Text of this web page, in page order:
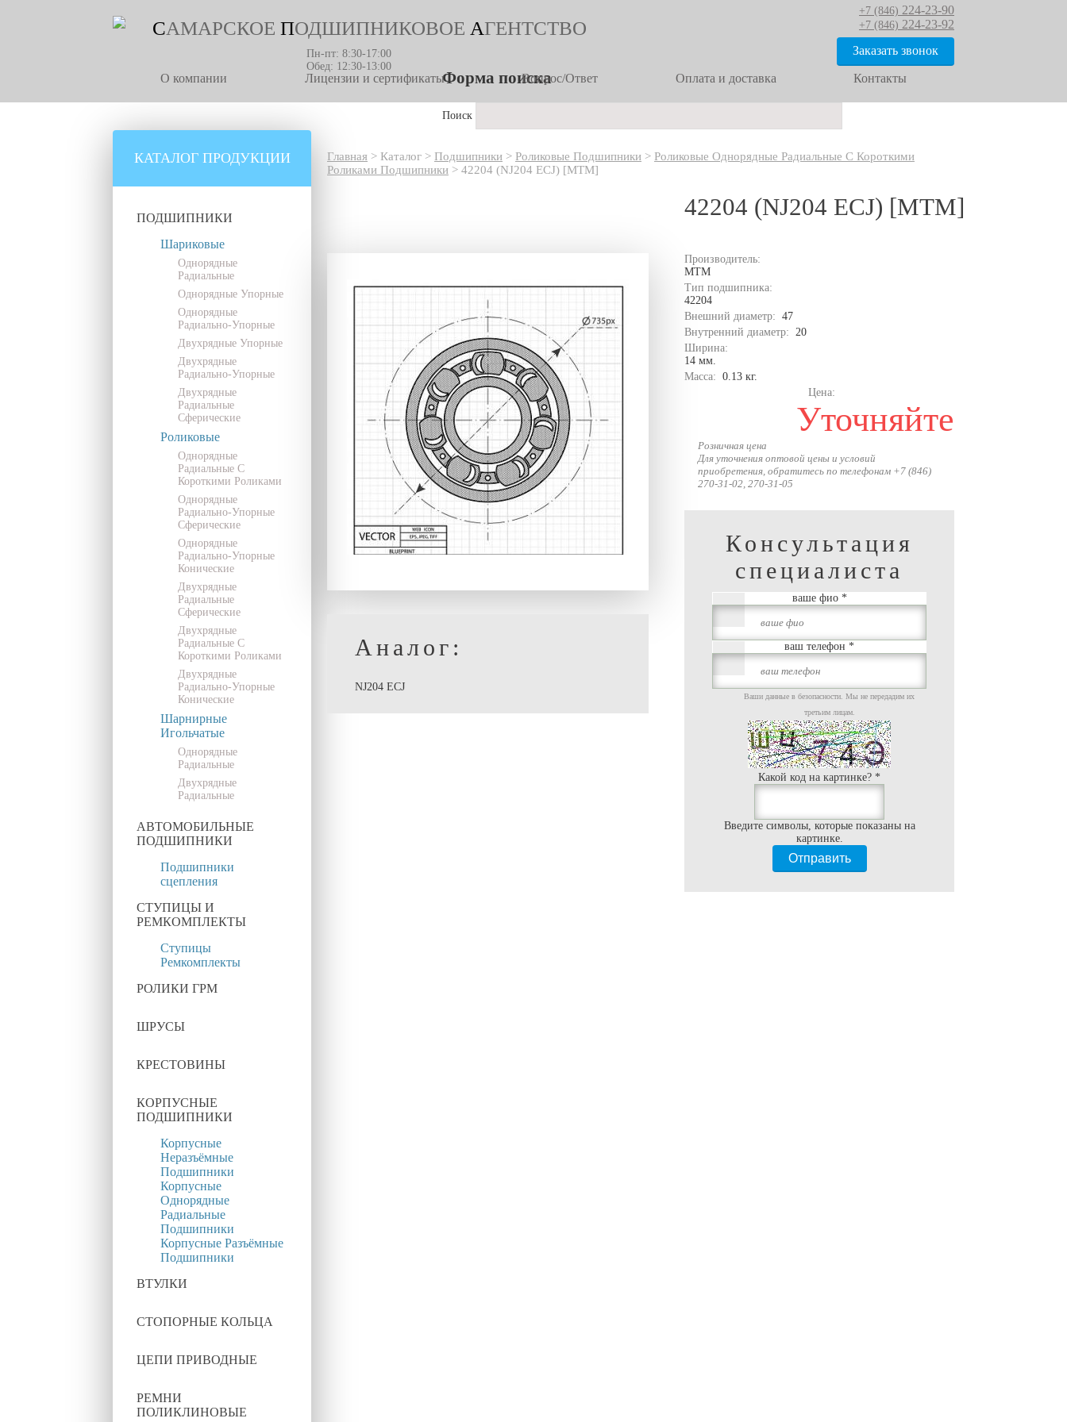
САМАРСКОЕ ПОДШИПНИКОВОЕ АГЕНТСТВО
Пн-пт: 8:30-17:00
Обед: 12:30-13:00
Форма поиска
Поиск
О компании Лицензии и сертификаты Вопрос/Ответ Оплата и доставка Контакты
+7 (846) 224-23-90
+7 (846) 224-23-92
Заказать звонок
КАТАЛОГ ПРОДУКЦИИ
ПОДШИПНИКИ
Шариковые
Однорядные
Радиальные
Однорядные Упорные
Однорядные
Радиально-Упорные
Двухрядные Упорные
Двухрядные
Радиально-Упорные
Двухрядные
Радиальные
Сферические
Роликовые
Однорядные
Радиальные С
Короткими Роликами
Однорядные
Радиально-Упорные
Сферические
Однорядные
Радиально-Упорные
Конические
Двухрядные
Радиальные
Сферические
Двухрядные
Радиальные С
Короткими Роликами
Двухрядные
Радиально-Упорные
Конические
Шарнирные
Игольчатые
Однорядные
Радиальные
Двухрядные
Радиальные
АВТОМОБИЛЬНЫЕ
ПОДШИПНИКИ
Подшипники
сцепления
СТУПИЦЫ И
РЕМКОМПЛЕКТЫ
Ступицы
Ремкомплекты
РОЛИКИ ГРМ
ШРУСЫ
КРЕСТОВИНЫ
КОРПУСНЫЕ
ПОДШИПНИКИ
Корпусные
Неразъёмные
Подшипники
Корпусные
Однорядные
Радиальные
Подшипники
Корпусные Разъёмные
Подшипники
ВТУЛКИ
СТОПОРНЫЕ КОЛЬЦА
ЦЕПИ ПРИВОДНЫЕ
РЕМНИ
ПОЛИКЛИНОВЫЕ
Главная > Каталог > Подшипники > Роликовые Подшипники > Роликовые Однорядные Радиальные С Короткими
Роликами Подшипники > 42204 (NJ204 ECJ) [MTM]
42204 (NJ204 ECJ) [MTM]
Аналог:
NJ204 ECJ
Производитель:
MTM
Тип подшипника:
42204
Внешний диаметр: 47
Внутренний диаметр: 20
Ширина:
14 мм.
Масса: 0.13 кг.
Цена:
Уточняйте
Розничная цена
Для уточнения оптовой цены и условий
приобретения, обратитесь по телефонам +7 (846)
270-31-02, 270-31-05
Консультация
специалиста
ваше фио *
ваш телефон *
Ваши данные в безопасности. Мы не передадим их
третьим лицам.
Какой код на картинке? *
Введите символы, которые показаны на
картинке.